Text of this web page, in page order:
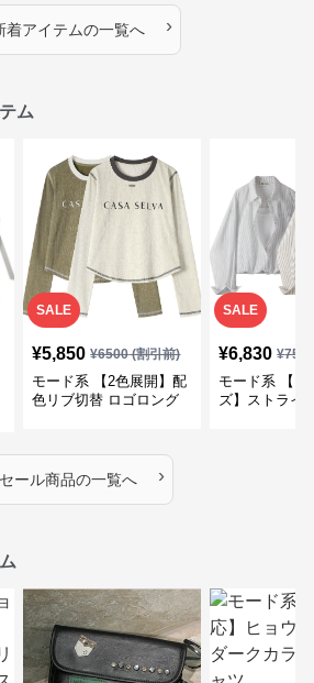
カバー・大人モード
着アイテムの一覧へ ›
ム
SALE
¥5,850 ¥6500(割引前)
モード系 【2色展開】配
色リブ切替 ロゴロング
SALE
¥6,830 ¥
モード系 【フ
ズ】ストライ
セール商品の一覧へ ›